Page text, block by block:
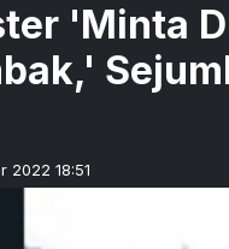
'Minta
2022 18:51